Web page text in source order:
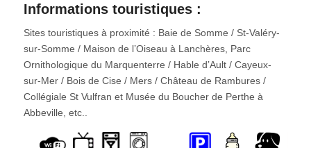
Informations touristiques :
Sites touristiques à proximité : Baie de Somme / St-Valéry-
sur-Somme / Maison de l’Oiseau à Lanchères, Parc
Ornithologique du Marquenterre / Hable d’Ault / Cayeux-
sur-Mer / Bois de Cise / Mers / Château de Rambures /
Collégiale St Vulfran et Musée du Boucher de Perthe à
Abbeville, etc..